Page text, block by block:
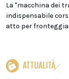
La "macchina dei
indispensabile
atto per
ATTUALITÀ